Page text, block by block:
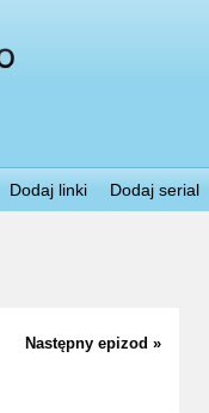
Dodaj linki Dodaj serial
Następny epizod »